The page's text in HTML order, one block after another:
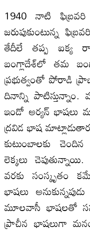
1940 నాటి
జరుపుకుంటున్న
తేదీలే తప్ప ఐక్య
బంగ్లాదేశ్‌లో తమ
ప్రభుత్వంతో పోరాడి
దినాన్ని
ఇండో అర్యన్‌ భాషలు
ద్రవిడ భాష
కుటుంబాలకు
లెక్కలు
వరకు సంస్కృతం
భాషలు
మూలవాసీ భాషలతో
ప్రాచీన భాషలుగా